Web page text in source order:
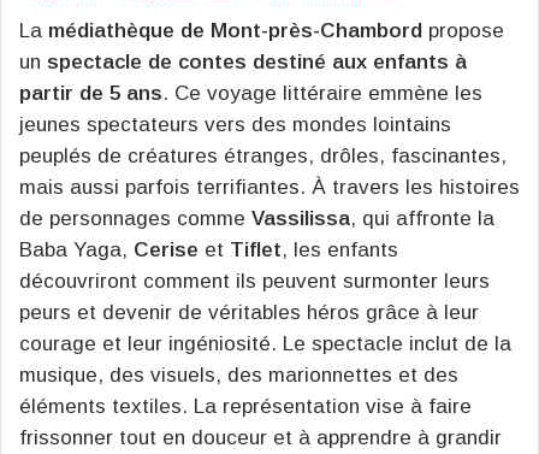
La médiathèque de Mont-près-Chambord propose
un spectacle de contes destiné aux enfants à
partir de 5 ans. Ce voyage littéraire emmène les
jeunes spectateurs vers des mondes lointains
peuplés de créatures étranges, drôles, fascinantes,
mais aussi parfois terrifiantes. À travers les histoires
de personnages comme Vassilissa, qui affronte la
Baba Yaga, Cerise et Tiflet, les enfants
découvriront comment ils peuvent surmonter leurs
peurs et devenir de véritables héros grâce à leur
courage et leur ingéniosité. Le spectacle inclut de la
musique, des visuels, des marionnettes et des
éléments textiles. La représentation vise à faire
frissonner tout en douceur et à apprendre à grandir